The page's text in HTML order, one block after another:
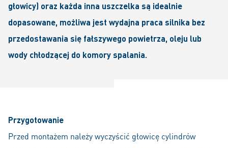
głowicy) oraz każda inna uszczelka są idealnie
dopasowane, możliwa jest wydajna praca silnika bez
przedostawania się fałszywego powietrza, oleju lub
wody chłodzącej do komory spalania.
Przygotowanie
Przed montażem należy wyczyścić głowicę cylindrów